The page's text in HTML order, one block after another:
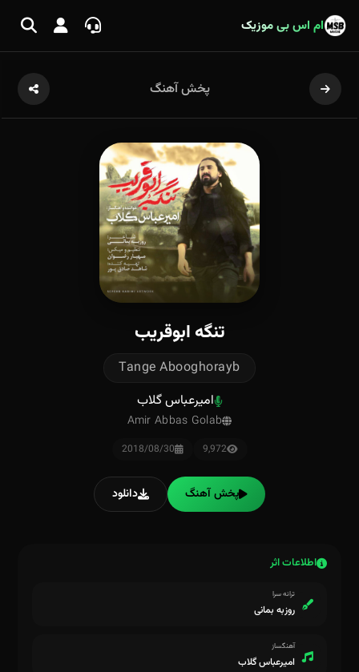
ام اس بی موزیک
پخش آهنگ
تنگه ابوقریب
Tange Abooghorayb
امیرعباس گلاب
Amir Abbas Golab
9,972
2018/08/30
پخش آهنگ دانلود
اطلاعات اثر
ترانه سرا
روزبه بمانی
آهنگساز
امیرعباس گلاب